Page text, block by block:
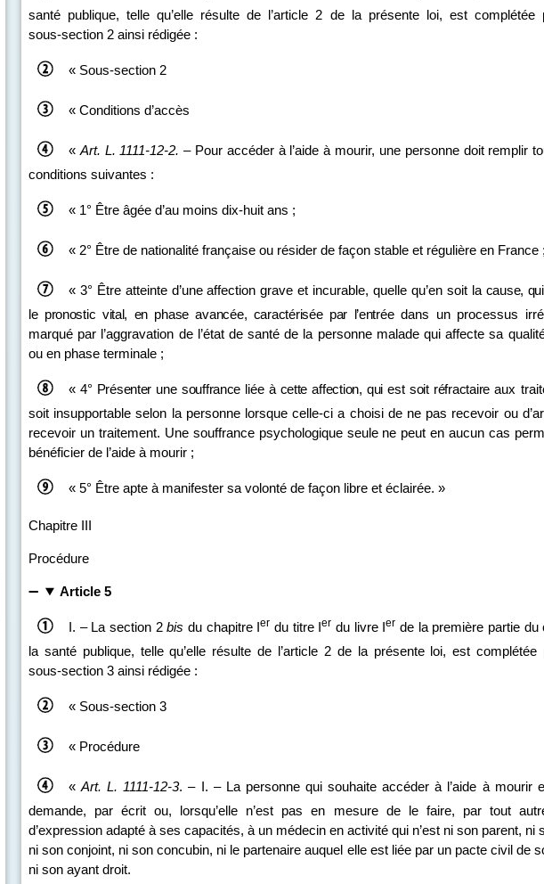
santé publique, telle qu’elle résulte de l’article 2 de la présente loi, est complétée
sous‑section 2 ainsi rédigée :
« Sous‑section 2
« Conditions d’accès
« Art. L. 1111‑12‑2. – Pour accéder à l’aide à mourir, une personne doit remplir
conditions suivantes :
« 1° Être âgée d’au moins dix‑huit ans ;
« 2° Être de nationalité française ou résider de façon stable et régulière en France ;
« 3° Être atteinte d’une affection grave et incurable, quelle qu’en soit la cause,
le pronostic vital, en phase avancée, caractérisée par l’entréedans un processus
marqué par l’aggravation de l’état de santé de la personne malade qui affecte sa
ou en phase terminale ;
« 4° Présenter une souffrance liée à cette affection, qui est soit réfractaire aux
soit insupportable selon la personne lorsque celle‑ci a choisi de ne pas recevoir ou
recevoir un traitement. Une souffrance psychologique seule ne peut en aucun cas
bénéficier de l’aide à mourir ;
« 5° Être apte à manifester sa volonté de façon libre et éclairée. »
Chapitre III
Procédure
Article 5
I. – La section 2bis du chapitre Ier du titre Ier du livre Ier de la première partie du
la santé publique, telle qu’elle résulte de l’article 2 de la présente loi, est complétée
sous‑section 3 ainsi rédigée :
« Sous‑section 3
« Procédure
«Art. L. 1111‑12‑3. – I. – La personne qui souhaite accéder à l’aide à mourir
demande, par écrit ou, lorsqu’elle n’est pas en mesure de le faire, par tout
d’expression adapté à ses capacités, à un médecin en activité qui n’est ni son parent, ni
ni son conjoint, ni son concubin, ni le partenaire auquel elle est liée par un pacte civil de
ni son ayant droit.